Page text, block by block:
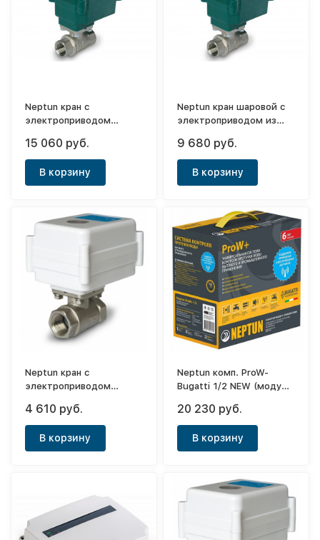
Neptun кран с
электроприводом
15 060 руб.
В корзину
Neptun кран шаровой с
электроприводом из
12В
9 680 руб.
В корзину
Neptun кран с
электроприводом
4 610 руб.
В корзину
Neptun комп. ProW-
Bugatti 1/2 NEW (модуль
пров.3шт+кран с
эл.привод.12В.2шт)
20 230 руб.
В корзину